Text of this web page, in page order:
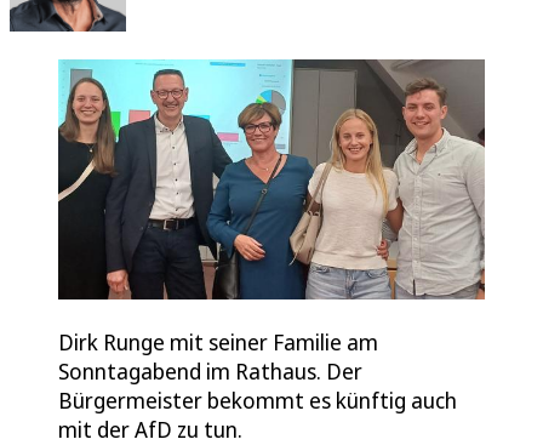
Dirk Runge mit seiner Familie am
Sonntagabend im Rathaus. Der
Bürgermeister bekommt es künftig auch
mit der AfD zu tun.